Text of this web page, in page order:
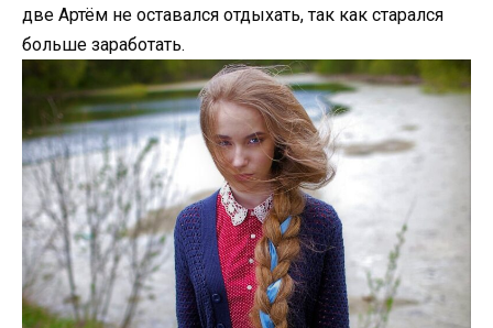
две Артём не оставался отдыхать, так как старался
больше заработать.